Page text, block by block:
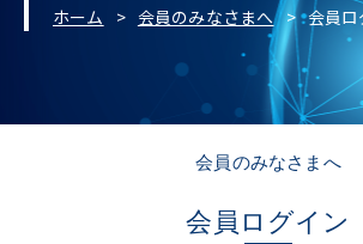
ホーム 会員のみなさまへ 会員
会員のみなさまへ
会員ログイン